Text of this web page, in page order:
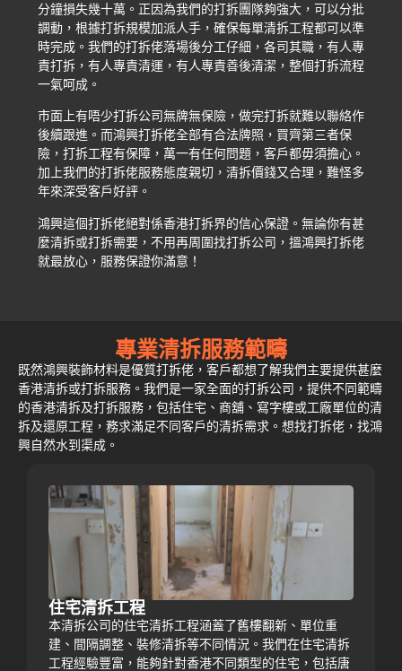
分鐘損失幾十萬。正因為我們的打拆團隊夠強大，可以分批
調動，根據打拆規模加派人手，確保每單清拆工程都可以準
時完成。我們的打拆佬落場後分工仔細，各司其職，有人專
責打拆，有人專責清運，有人專責善後清潔，整個打拆流程
一氣呵成。
市面上有唔少打拆公司無牌無保險，做完打拆就難以聯絡作
後續跟進。而鴻興打拆佬全部有合法牌照，買齊第三者保
險，打拆工程有保障，萬一有任何問題，客戶都毋須擔心。
加上我們的打拆佬服務態度親切，清拆價錢又合理，難怪多
年來深受客戶好評。
鴻興這個打拆佬絕對係香港打拆界的信心保證。無論你有甚
麼清拆或打拆需要，不用再周圍找打拆公司，搵鴻興打拆佬
就最放心，服務保證你滿意！
專業清拆服務範疇
既然鴻興裝飾材料是優質打拆佬，客戶都想了解我們主要提供甚麼
香港清拆或打拆服務。我們是一家全面的打拆公司，提供不同範疇
的香港清拆及打拆服務，包括住宅、商舖、寫字樓或工廠單位的清
拆及還原工程，務求滿足不同客戶的清拆需求。想找打拆佬，找鴻
興自然水到渠成。
住宅清拆工程
本清拆公司的住宅清拆工程涵蓋了舊樓翻新、單位重
建、間隔調整、裝修清拆等不同情況。我們在住宅清拆
工程經驗豐富，能夠針對香港不同類型的住宅，包括唐